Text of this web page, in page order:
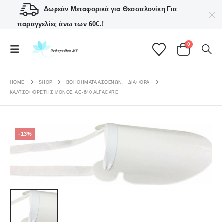
Δωρεάν Μεταφορικά για ΘεσσαλονίκηΓια
παραγγελίες άνω των 60€.!
0
HOME SHOP ΒΟΗΘΗΜΑΤΑ ΑΣΘΕΝΩΝ ,
ΔΙΆΦΟΡΑ
ΚΑΛΤΣΟΦΟΡΕΤΉΣ ΜΟΝΌΣ AC-640 ALFACARE
-13%